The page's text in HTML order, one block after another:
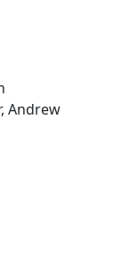
Andrew